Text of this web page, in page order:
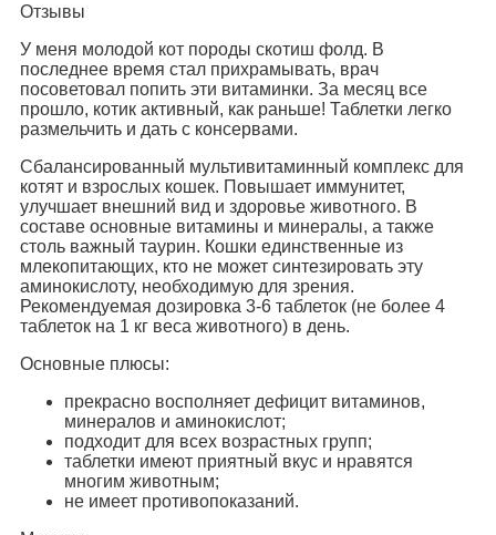
Отзывы
У меня молодой кот породы скотиш фолд. В
последнее время стал прихрамывать, врач
посоветовал попить эти витаминки. За месяц все
прошло, котик активный, как раньше! Таблетки легко
размельчить и дать с консервами.
Сбалансированный мультивитаминный комплекс для
котят и взрослых кошек. Повышает иммунитет,
улучшает внешний вид и здоровье животного. В
составе основные витамины и минералы, а также
столь важный таурин. Кошки единственные из
млекопитающих, кто не может синтезировать эту
аминокислоту, необходимую для зрения.
Рекомендуемая дозировка 3-6 таблеток (не более 4
таблеток на 1 кг веса животного) в день.
Основные плюсы:
прекрасно восполняет дефицит витаминов,
минералов и аминокислот;
подходит для всех возрастных групп;
таблетки имеют приятный вкус и нравятся
многим животным;
не имеет противопоказаний.